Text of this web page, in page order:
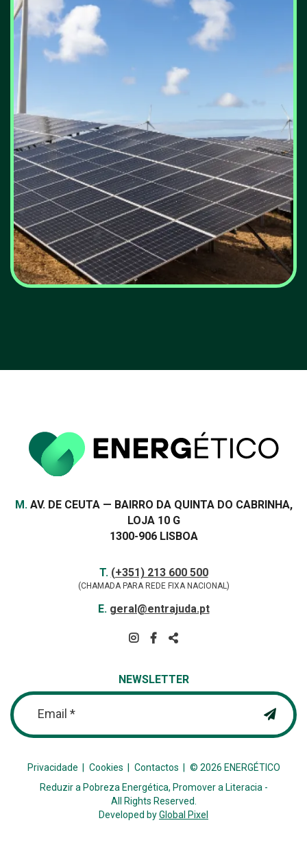
Morada
M.AV. DE CEUTA — BAIRRO DA QUINTA DO CABRINHA,
LOJA 10 G
1300-906 LISBOA
T. (+351) 213 600 500
(CHAMADA PARA REDE FIXA NACIONAL)
E. geral@entrajuda.pt
REDE
NEWSLETTER
Email *
Privacidade Cookies Contactos
© 2026 ENERGÉTICO
Reduzir a Pobreza Energética, Promover a Literacia -
All Rights Reserved.
Developed byGlobal Pixel